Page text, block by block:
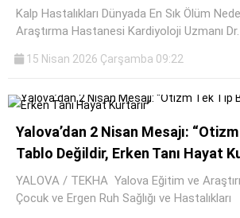
Kalp Hastalıkları Dünyada En Sık Ölüm
Araştırma Hastanesi Kardiyoloji Uzmanı Dr.
15 Nisan 2026 Çarşamba 09:22
Yalova’dan 2 Nisan Mesajı:
Tablo Değildir, Erken Tanı Hayat
YALOVA / TEKHA Yalova Eğitim ve
Çocuk ve Ergen Ruh Sağlığı ve Hastalıkları